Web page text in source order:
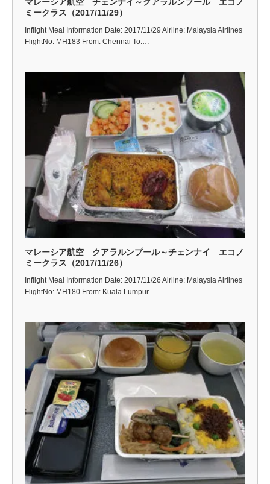
ミークラス（2017/11/29）
Inflight Meal Information Date: 2017/11/29 Airline: Malaysia Airlines
FlightNo: MH183 From: Chennai To:…
マレーシア航空 クアラルンプール～チェンナイ エコノ
ミークラス（2017/11/26）
Inflight Meal Information Date: 2017/11/26 Airline: Malaysia Airlines
FlightNo: MH180 From: Kuala Lumpur…